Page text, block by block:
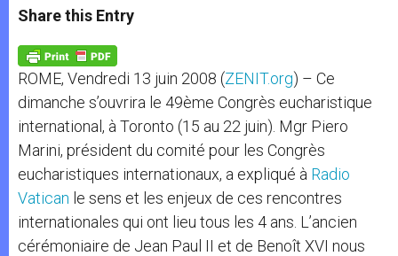
t
s
p
p
s
e
g
e
r
e
b
o
k
Share this Entry
ROME, Vendredi 13 juin 2008 (ZENIT.org) – Ce
dimanche s’ouvrira le 49ème Congrès eucharistique
international, à Toronto (15 au 22 juin). Mgr Piero
Marini, président du comité pour les Congrès
eucharistiques internationaux, a expliqué à Radio
Vatican le sens et les enjeux de ces rencontres
internationales qui ont lieu tous les 4 ans. L’ancien
cérémoniaire de Jean Paul II et de Benoît XVI nous